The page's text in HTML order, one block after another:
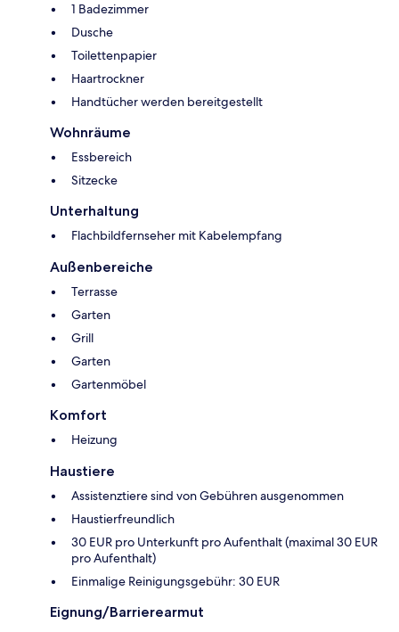
1 Badezimmer
Dusche
Toilettenpapier
Haartrockner
Handtücher werden bereitgestellt
Wohnräume
Essbereich
Sitzecke
Unterhaltung
Flachbildfernseher mit Kabelempfang
Außenbereiche
Terrasse
Garten
Grill
Garten
Gartenmöbel
Komfort
Heizung
Haustiere
Assistenztiere sind von Gebühren ausgenommen
Haustierfreundlich
30 EUR pro Unterkunft pro Aufenthalt (maximal 30 EUR
pro Aufenthalt)
Einmalige Reinigungsgebühr: 30 EUR
Eignung/Barrierearmut